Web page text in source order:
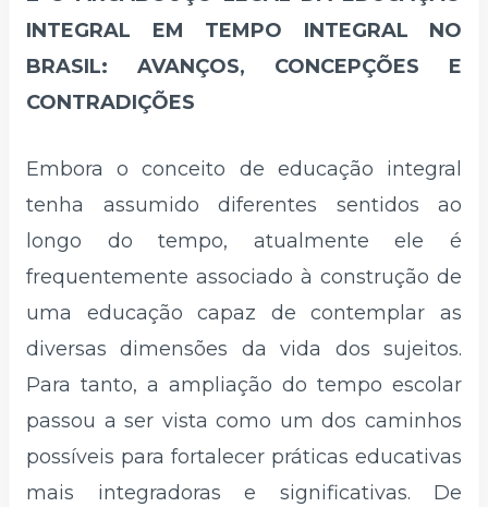
INTEGRAL EM TEMPO INTEGRAL NO
BRASIL: AVANÇOS, CONCEPÇÕES E
CONTRADIÇÕES
Embora o conceito de educação integral
tenha assumido diferentes sentidos ao
longo do tempo, atualmente ele é
frequentemente associado à construção de
uma educação capaz de contemplar as
diversas dimensões da vida dos sujeitos.
Para tanto, a ampliação do tempo escolar
passou a ser vista como um dos caminhos
possíveis para fortalecer práticas educativas
mais integradoras e significativas. De